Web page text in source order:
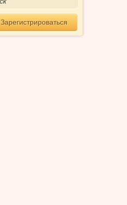
Зарегистрироваться